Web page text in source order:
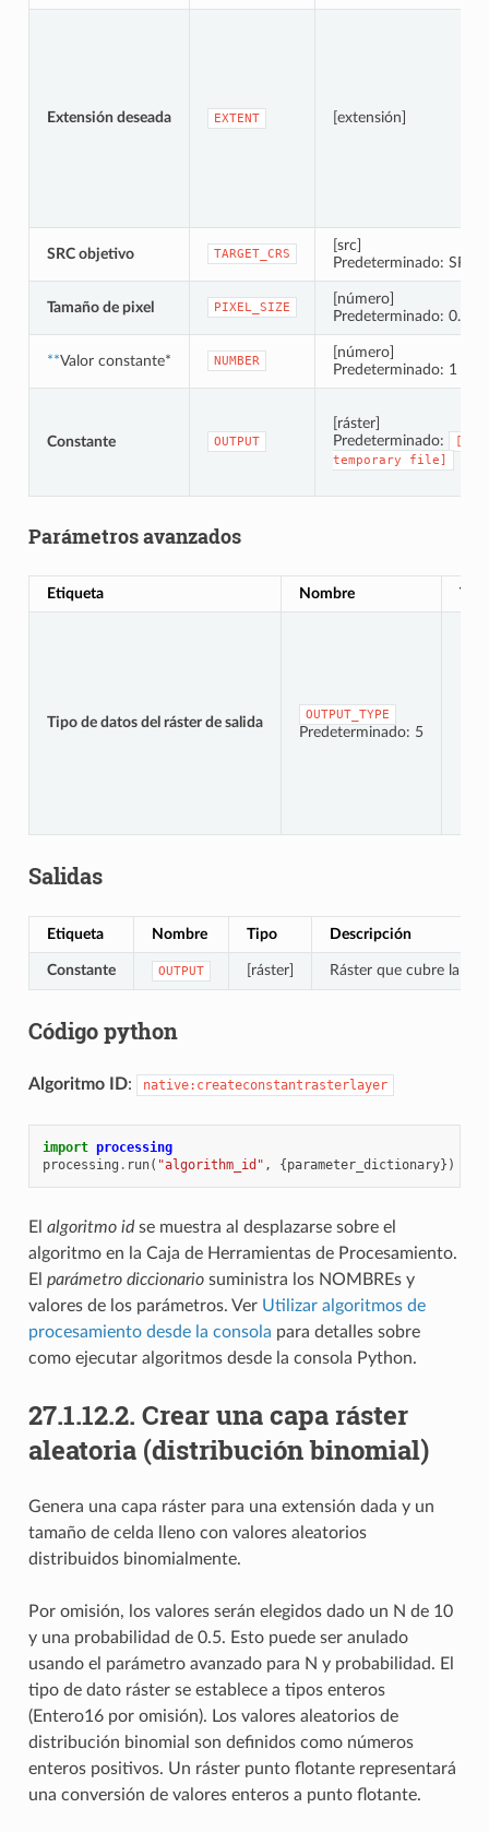
Extensión deseada EXTENT [extensión]
SRC objetivo TARGET_CRS
[src]
Predeterminado: SRC
Tamaño de pixel PIXEL_SIZE
[número]
Predeterminado: 0.1
**Valor constante* NUMBER
[número]
Predeterminado: 1
Constante OUTPUT
[ráster]
Predeterminado:
temporary
file]
Parámetros avanzados
Etiqueta Nombre Tipo
Tipo de datos del ráster de salida OUTPUT_TYPE
Predeterminado: 5
Salidas
Etiqueta Nombre Tipo Descripción
Constante OUTPUT [ráster] Ráster que cubre la
Código python
Algoritmo ID: native:createconstantrasterlayer
import processing
processing . run( "algorithm_id" , {parameter_dictionary})
El algoritmo idse muestra al desplazarse sobre el
algoritmo en la Caja de Herramientas de Procesamiento.
El parámetro diccionariosuministra los NOMBREs y
valores de los parámetros. Ver Utilizar algoritmos de
procesamiento desde la consola para detalles sobre
como ejecutar algoritmos desde la consola Python.
27.1.12.2. Crear una capa ráster
aleatoria (distribución binomial)
Genera una capa ráster para una extensión dada y un
tamaño de celda lleno con valores aleatorios
distribuidos binomialmente.
Por omisión, los valores serán elegidos dado un N de 10
y una probabilidad de 0.5. Esto puede ser anulado
usando el parámetro avanzado para N y probabilidad. El
tipo de dato ráster se establece a tipos enteros
(Entero16 por omisión). Los valores aleatorios de
distribución binomial son definidos como números
enteros positivos. Un ráster punto flotante representará
una conversión de valores enteros a punto flotante.